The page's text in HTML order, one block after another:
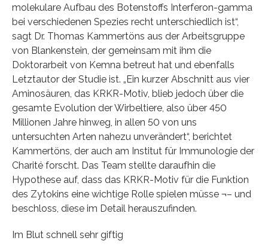
molekulare Aufbau des Botenstoffs Interferon-gamma
bei verschiedenen Spezies recht unterschiedlich ist“,
sagt Dr. Thomas Kammertöns aus der Arbeitsgruppe
von Blankenstein, der gemeinsam mit ihm die
Doktorarbeit von Kemna betreut hat und ebenfalls
Letztautor der Studie ist. „Ein kurzer Abschnitt aus vier
Aminosäuren, das KRKR-Motiv, blieb jedoch über die
gesamte Evolution der Wirbeltiere, also über 450
Millionen Jahre hinweg, in allen 50 von uns
untersuchten Arten nahezu unverändert“, berichtet
Kammertöns, der auch am Institut für Immunologie der
Charité forscht. Das Team stellte daraufhin die
Hypothese auf, dass das KRKR-Motiv für die Funktion
des Zytokins eine wichtige Rolle spielen müsse ¬– und
beschloss, diese im Detail herauszufinden.
Im Blut schnell sehr giftig